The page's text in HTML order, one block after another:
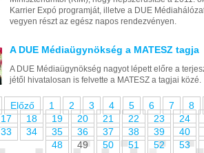
Karrier Expó programját, illetve a DUE
vegyen részt az egész napos rendezvényen.
A DUE Médiaügynökség a MATESZ tagja
A DUE Médiaügynökség nagyot lépett előre a
jétől hivatalosan is felvette a MATESZ a tagjai közé.
Előző 1 2 3 4 5 6 7 8
17 18 19 20 21 22 23 24
33 34 35 36 37 38 39 40
48
49 50 51 52 53